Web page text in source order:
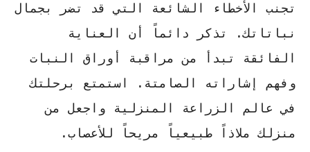
تجنب الأخطاء الشائعة التي قد تضر بجمال
نباتاتك. تذكر دائماً أن العناية
الفائقة تبدأ من مراقبة أوراق النبات
وفهم إشاراته الصامتة.
استمتع برحلتك
في عالم الزراعة المنزلية واجعل من
منزلك ملاذاً طبيعياً مريحاً للأعصاب.